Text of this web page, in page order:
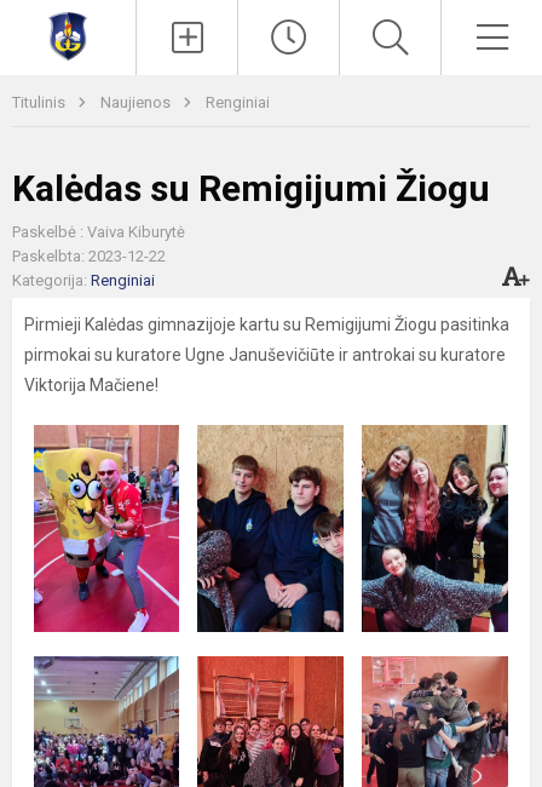
Titulinis Naujienos Renginiai
Kalėdas su Remigijumi Žiogu
Paskelbė : Vaiva Kiburytė
Paskelbta: 2023-12-22
Kategorija: Renginiai
Pirmieji Kalėdas gimnazijoje kartu su Remigijumi Žiogu pasitinka
pirmokai su kuratore Ugne Januševičiūte ir antrokai su kuratore
Viktorija Mačiene!